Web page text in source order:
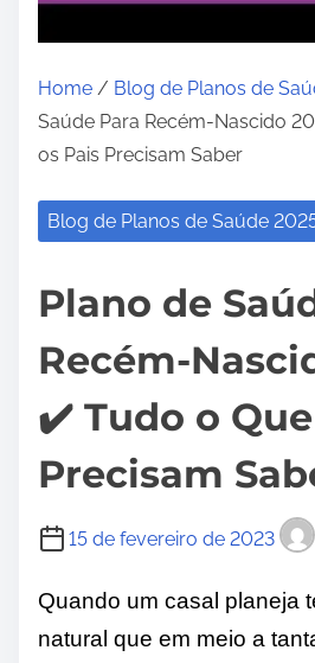
Home / Blog de Planos de
Saúde Para Recém-Nascido
os Pais Precisam Saber
Blog de Planos de Saúde
Plano de
Recém-
✔️ Tudo o
Precisam
15 de fevereiro de 2023
Quando um casal planeja
natural que em meio a